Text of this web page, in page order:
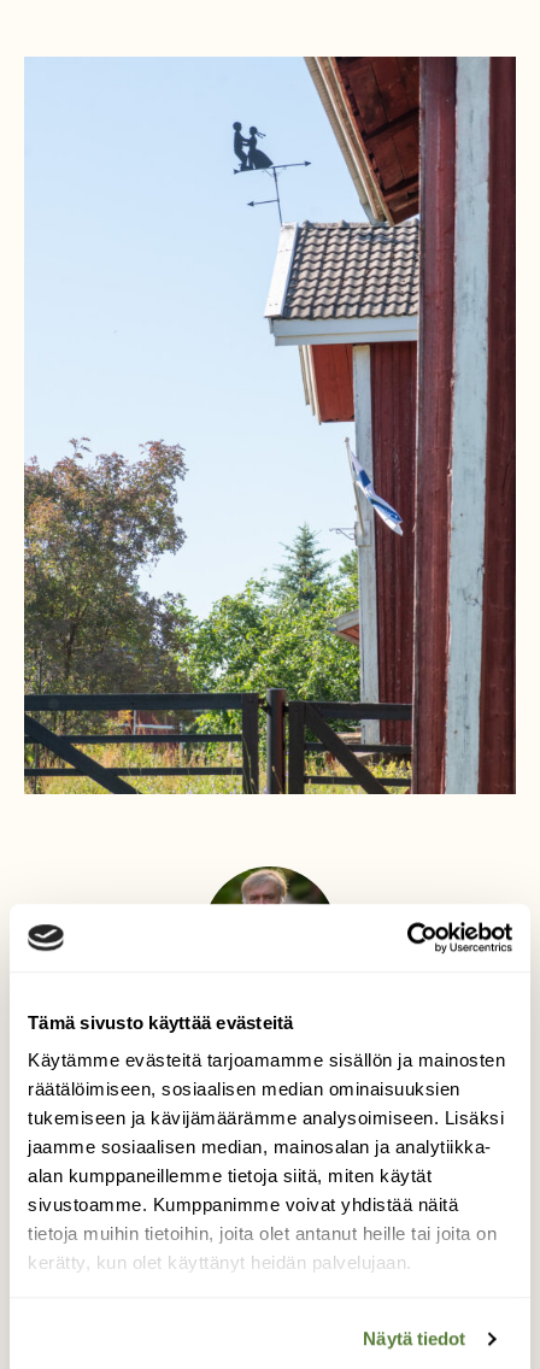
Tämä sivusto käyttää evästeitä
Käytämme evästeitä tarjoamamme sisällön ja mainosten
räätälöimiseen, sosiaalisen median ominaisuuksien
tukemiseen ja kävijämäärämme analysoimiseen. Lisäksi
jaamme sosiaalisen median, mainosalan ja analytiikka-
alan kumppaneillemme tietoja siitä, miten käytät
sivustoamme. Kumppanimme voivat yhdistää näitä
tietoja muihin tietoihin, joita olet antanut heille tai joita on
kerätty, kun olet käyttänyt heidän palvelujaan.
Näytä tiedot
Teksti
Samuli Haapasalo / Vuosi
luonnossa
Samuli Haapasalon blogi "Vuosi luonnossa" ilmestyi
vuonna 2019 vuoden jokaikinen päivä eli 365 kertaa!
Vuonna 2020 blogi ilmesty joka toinen arkipäivä ja
vuoden 2021 alusta kerran viikossa tiistaisin. "Vuosi
luonnossa" on luontopäiväkirja kaikkein
ajankohtaisimmista ja kiinnostavimmista asioista
kirjoituksia ja kuvia on saanut tarkastella "100 päivää